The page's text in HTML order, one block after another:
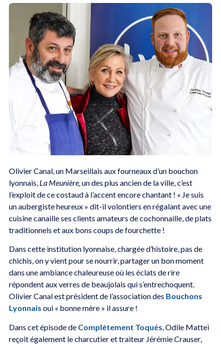
Olivier Canal, un Marseillais aux fourneaux d’un bouchon
lyonnais, La Meunière,un des plus ancien de la ville, c’est
l’exploit de ce costaud à l’accent encore chantant ! « Je suis
un aubergiste heureux » dit-il volontiers en régalant avec une
cuisine canaille ses clients amateurs de cochonnaille, de plats
traditionnels et aux bons coups de fourchette !
Dans cette institution lyonnaise, chargée d’histoire, pas de
chichis, on y vient pour se nourrir, partager un bon moment
dans une ambiance chaleureuse où les éclats de rire
répondent aux verres de beaujolais qui s’entrechoquent.
Olivier Canal est président de l’association des Bouchons
Lyonnais oui « bonne mère » il assure !
Dans cet épisode de Complètement Toqués, Odile Mattei
reçoit également le charcutier et traiteur Jérémie Crauser,